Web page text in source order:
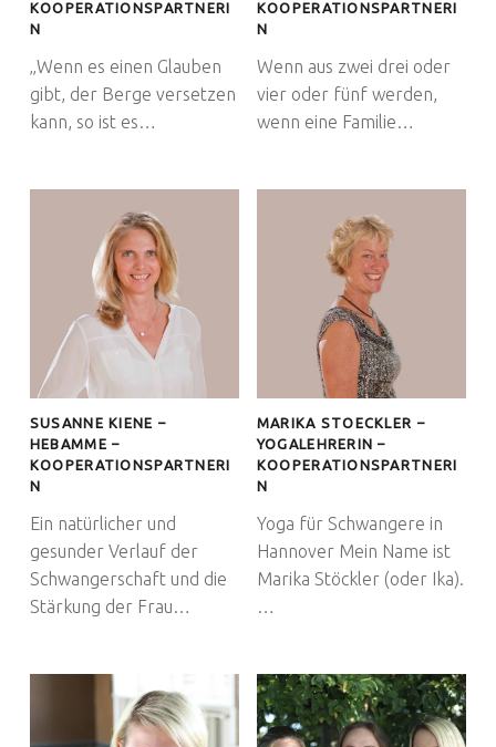
KOOPERATIONSPARTNERI
N
„Wenn es einen Glauben
gibt, der Berge versetzen
kann, so ist es…
KOOPERATIONSPARTNERI
N
Wenn aus zwei drei oder
vier oder fünf werden,
wenn eine Familie…
SUSANNE KIENE –
HEBAMME –
KOOPERATIONSPARTNERI
N
Ein natürlicher und
gesunder Verlauf der
Schwangerschaft und die
Stärkung der Frau…
MARIKA STOECKLER –
YOGALEHRERIN –
KOOPERATIONSPARTNERI
N
Yoga für Schwangere in
Hannover Mein Name ist
Marika Stöckler (oder Ika).